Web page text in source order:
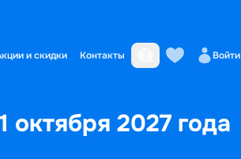
и скидки Контакты Войти
октября 2027 года